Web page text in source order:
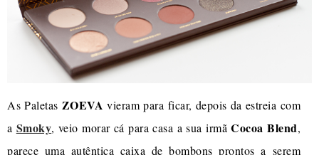
As Paletas ZOEVA vieram para ficar, depois da estreia com
a Smoky, veio morar cá para casa a sua irmãCocoa Blend,
parece uma autêntica caixa de bombons prontos a serem